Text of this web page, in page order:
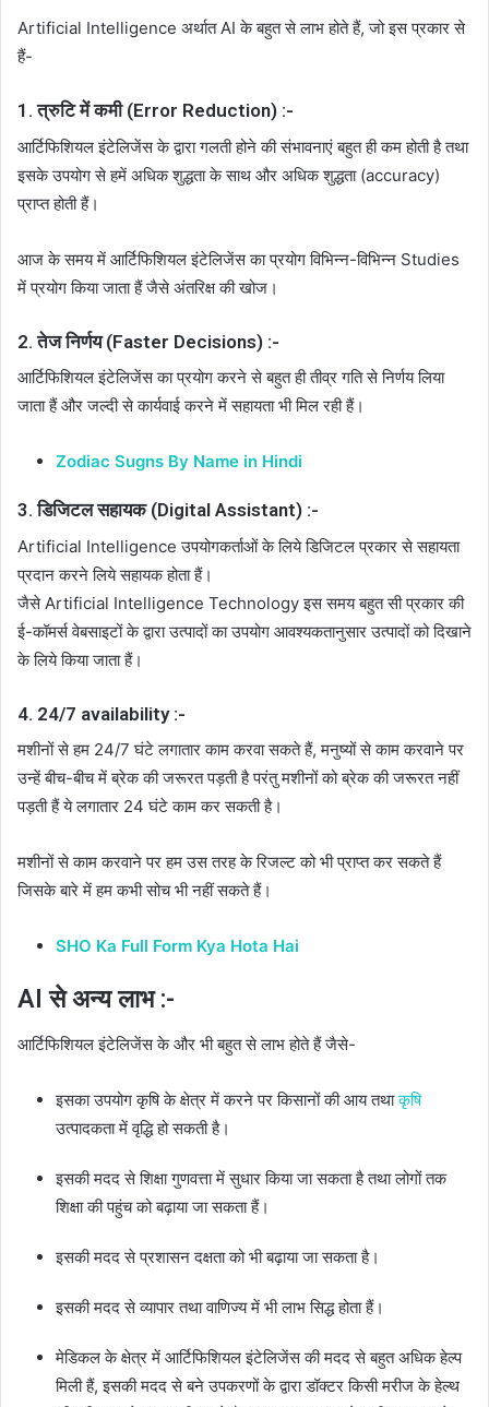
Artificial Intelligence अर्थात AI के बहुत से लाभ होते हैं, जो इस प्रकार से
हैं-
1. त्रुटि में कमी (Error Reduction) :-
आर्टिफिशियल इंटेलिजेंस के द्वारा गलती होने की संभावनाएं बहुत ही कम होती है तथा
इसके उपयोग से हमें अधिक शुद्धता के साथ और अधिक शुद्धता (accuracy)
प्राप्त होती हैं।
आज के समय में आर्टिफिशियल इंटेलिजेंस का प्रयोग विभिन्न-विभिन्न Studies
में प्रयोग किया जाता हैं जैसे अंतरिक्ष की खोज।
2. तेज निर्णय (Faster Decisions) :-
आर्टिफिशियल इंटेलिजेंस का प्रयोग करने से बहुत ही तीव्र गति से निर्णय लिया
जाता हैं और जल्दी से कार्यवाई करने में सहायता भी मिल रही हैं।
Zodiac Sugns By Name in Hindi
3. डिजिटल सहायक (Digital Assistant) :-
Artificial Intelligence उपयोगकर्ताओं के लिये डिजिटल प्रकार से सहायता
प्रदान करने लिये सहायक होता हैं।
जैसे Artificial Intelligence Technology इस समय बहुत सी प्रकार की
ई-कॉमर्स वेबसाइटों के द्वारा उत्पादों का उपयोग आवश्यकतानुसार उत्पादों को दिखाने
के लिये किया जाता हैं।
4. 24/7 availability :-
मशीनों से हम 24/7 घंटे लगातार काम करवा सकते हैं, मनुष्यों से काम करवाने पर
उन्हें बीच-बीच में ब्रेक की जरूरत पड़ती है परंतु मशीनों को ब्रेक की जरूरत नहीं
पड़ती हैं ये लगातार 24 घंटे काम कर सकती है।
मशीनों से काम करवाने पर हम उस तरह के रिजल्ट को भी प्राप्त कर सकते हैं
जिसके बारे में हम कभी सोच भी नहीं सकते हैं।
SHO Ka Full Form Kya Hota Hai
AI से अन्य लाभ :-
आर्टिफिशियल इंटेलिजेंस के और भी बहुत से लाभ होते हैं जैसे-
इसका उपयोग कृषि के क्षेत्र में करने पर किसानों की आय तथाकृषि
उत्पादकता में वृद्धि हो सकती है।
इसकी मदद से शिक्षा गुणवत्ता में सुधार किया जा सकता है तथा लोगों तक
शिक्षा की पहुंच को बढ़ाया जा सकता हैं।
इसकी मदद से प्रशासन दक्षता को भी बढ़ाया जा सकता है।
इसकी मदद से व्यापार तथा वाणिज्य में भी लाभ सिद्ध होता हैं।
मेडिकल के क्षेत्र में आर्टिफिशियल इंटेलिजेंस की मदद से बहुत अधिक हेल्प
मिली हैं, इसकी मदद से बने उपकरणों के द्वारा डॉक्टर किसी मरीज के हेल्थ